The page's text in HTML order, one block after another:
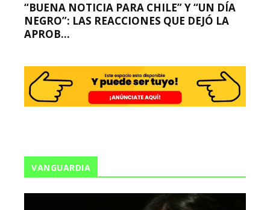
“BUENA NOTICIA PARA CHILE” Y “UN DÍA
NEGRO”: LAS REACCIONES QUE DEJÓ LA
APROB...
VANGUARDIA